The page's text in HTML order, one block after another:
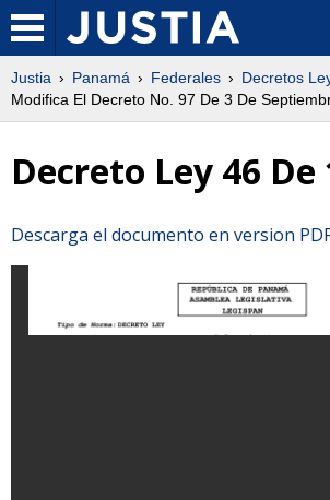
Justia Panamá Federales Decretos
Modifica El Decreto No. 97 De 3 De
Decreto Ley 46 De
Descarga el documento en version